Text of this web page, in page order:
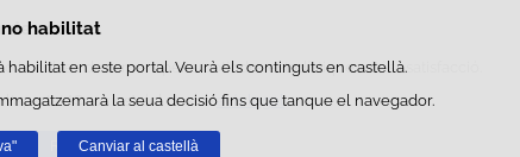
de cookies
i cookies de tercers per a obtindre estadístiques d'ús i satisfacció.
"Cookies" del nostreavís legal.
Rebutjar
no habilitat
en este portal. Veurà els continguts en castellà.
la seua decisió fins que tanque el navegador.
Canviar al castellà
Passar al contingut